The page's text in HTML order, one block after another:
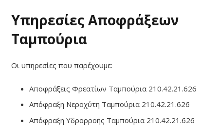
Υπηρεσίες Αποφράξεων
Ταμπούρια
Οι υπηρεσίες που παρέχουμε:
Αποφράξεις Φρεατίων Ταμπούρια 210.42.21.626
Απόφραξη Νεροχύτη Ταμπούρια 210.42.21.626
Απόφραξη Υδρορροής Ταμπούρια 210.42.21.626